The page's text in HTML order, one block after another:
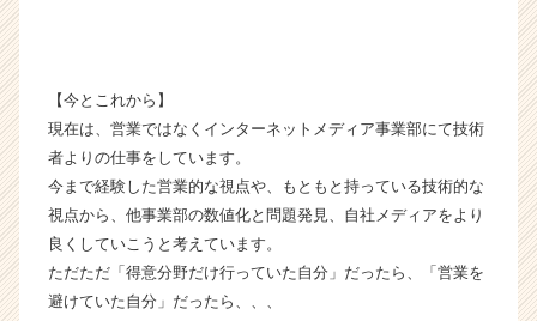
e
r）
【今とこれから】
現在は、営業ではなくインターネットメディア事業部にて技術
者よりの仕事をしています。
今まで経験した営業的な視点や、もともと持っている技術的な
視点から、他事業部の数値化と問題発見、自社メディアをより
良くしていこうと考えています。
ただただ「得意分野だけ行っていた自分」だったら、「営業を
避けていた自分」だったら、、、